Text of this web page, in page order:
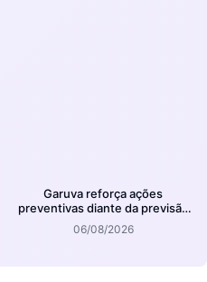
Garuva reforça ações
preventivas diante da previsão
de atuação do El Niño
06/08/2026